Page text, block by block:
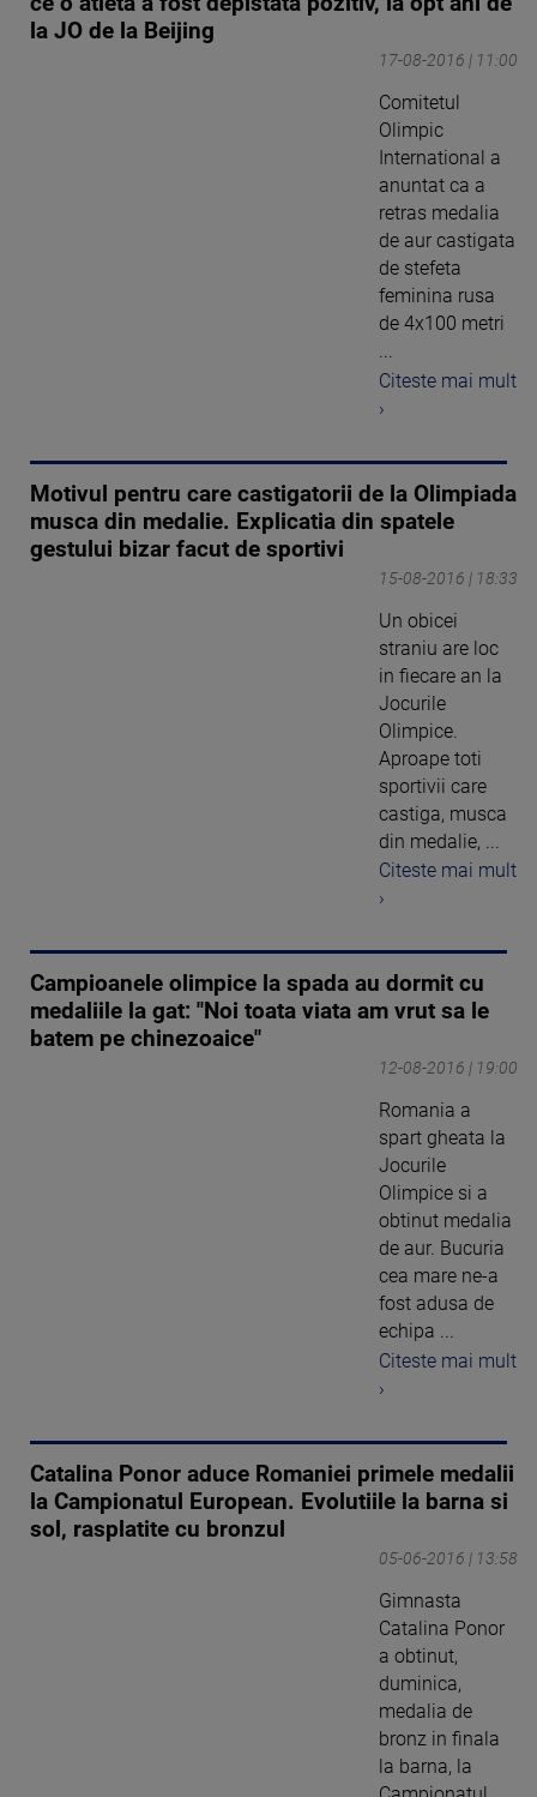
la JO de la Beijing
17-08-2016 | 11:00
Comitetul
Olimpic
International a
anuntat ca a
retras medalia
de aur castigata
de stefeta
feminina rusa
de 4x100 metri
...
Citeste mai mult
›
Motivul pentru care castigatorii de la Olimpiada
musca din medalie. Explicatia din spatele
gestului bizar facut de sportivi
15-08-2016 | 18:33
Un obicei
straniu are loc
in fiecare an la
Jocurile
Olimpice.
Aproape toti
sportivii care
castiga, musca
din medalie, ...
Citeste mai mult
›
Campioanele olimpice la spada au dormit cu
medaliile la gat: "Noi toata viata am vrut sa le
batem pe chinezoaice"
12-08-2016 | 19:00
Romania a
spart gheata la
Jocurile
Olimpice si a
obtinut medalia
de aur. Bucuria
cea mare ne-a
fost adusa de
echipa ...
Citeste mai mult
›
Catalina Ponor aduce Romaniei primele medalii
la Campionatul European. Evolutiile la barna si
sol, rasplatite cu bronzul
05-06-2016 | 13:58
Gimnasta
Catalina Ponor
a obtinut,
duminica,
medalia de
bronz in finala
la barna, la